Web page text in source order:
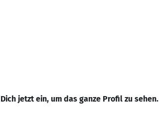
jetzt ein, um das ganze Profil zu sehen.